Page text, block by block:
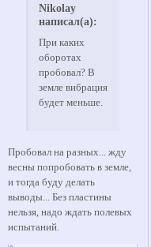
Nikolay
написал(а):
При каких
оборотах
пробовал? В
земле вибрация
будет меньше.
Пробовал на разных... жду
весны попробовать в земле,
и тогда буду делать
выводы... Без пластины
нельзя, надо ждать полевых
испытаний.